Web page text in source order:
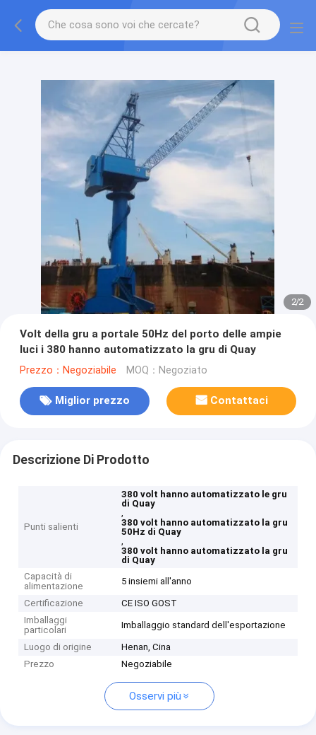
gtag('config', 'G-QWE9HWC3PF', {cookie_flags:
"SameSite=None;Secure"});
2/2
Volt della gru a portale 50Hz del porto delle ampie
luci i 380 hanno automatizzato la gru di Quay
Prezzo：Negoziabile MOQ：Negoziato
Miglior prezzo Contattaci
Descrizione Di Prodotto
Punti salienti
380 volt hanno automatizzato le gru
di Quay
,
380 volt hanno automatizzato la gru
50Hz di Quay
,
380 volt hanno automatizzato la gru
di Quay
Capacità di
alimentazione
5 insiemi all'anno
Certificazione
CE ISO GOST
Imballaggi
particolari
Imballaggio standard dell'esportazione
Luogo di origine
Henan, Cina
Prezzo
Negoziabile
Osservi più